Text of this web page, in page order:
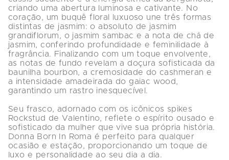
criando uma abertura luminosa e cativante. No
coração, um buquê floral luxuoso une três formas
distintas de jasmim: o absoluto de jasmim
grandiflorum, o jasmim sambac e a nota de chá de
jasmim, conferindo profundidade e feminilidade à
fragrância. Finalizando com um toque envolvente,
as notas de fundo revelam a doçura sofisticada da
baunilha bourbon, a cremosidade do cashmeran e
a intensidade amadeirada do gaiac wood,
garantindo um rastro inesquecível.
Seu frasco, adornado com os icônicos spikes
Rockstud de Valentino, reflete o espírito ousado e
sofisticado da mulher que vive sua própria história.
Donna Born In Roma é perfeito para qualquer
ocasião e estação, proporcionando um toque de
luxo e personalidade ao seu dia a dia.